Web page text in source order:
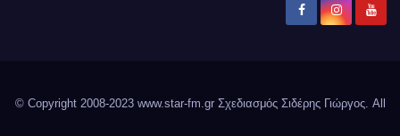
© Copyright 2008-2023 www.star-fm.gr Σχεδιασμός Σιδέρης Γιώργος. All